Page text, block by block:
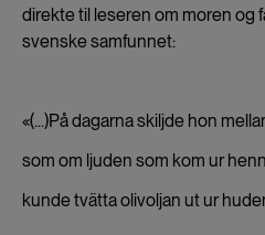
direkte til leseren om moren og
svenske samfunnet:
«(...)På dagarna skiljde hon
som om ljuden som kom ur
kunde tvätta olivoljan ut ur